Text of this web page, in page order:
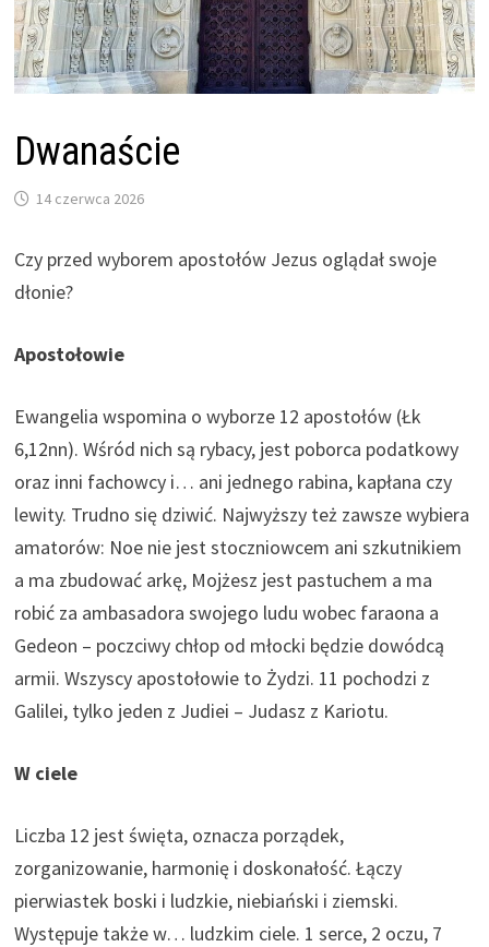
Dwanaście
14 czerwca 2026
Czy przed wyborem apostołów Jezus oglądał swoje
dłonie?
Apostołowie
Ewangelia wspomina o wyborze 12 apostołów (Łk
6,12nn). Wśród nich są rybacy, jest poborca podatkowy
oraz inni fachowcy i… ani jednego rabina, kapłana czy
lewity. Trudno się dziwić. Najwyższy też zawsze wybiera
amatorów: Noe nie jest stoczniowcem ani szkutnikiem
a ma zbudować arkę, Mojżesz jest pastuchem a ma
robić za ambasadora swojego ludu wobec faraona a
Gedeon – poczciwy chłop od młocki będzie dowódcą
armii. Wszyscy apostołowie to Żydzi. 11 pochodzi z
Galilei, tylko jeden z Judiei – Judasz z Kariotu.
W ciele
Liczba 12 jest święta, oznacza porządek,
zorganizowanie, harmonię i doskonałość. Łączy
pierwiastek boski i ludzkie, niebiański i ziemski.
Występuje także w… ludzkim ciele. 1 serce, 2 oczu, 7